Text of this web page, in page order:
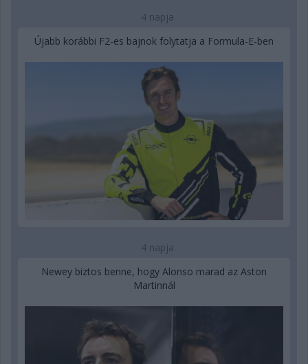
4 napja
Újabb korábbi F2-es bajnok folytatja a Formula-E-ben
4 napja
Newey biztos benne, hogy Alonso marad az Aston
Martinnál